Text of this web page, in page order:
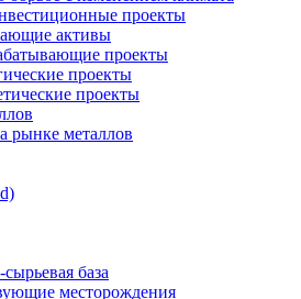
проекты
активы
проекты
проекты
проекты
рынке металлов
база
месторождения